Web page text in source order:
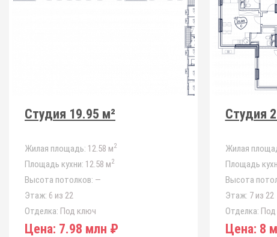
Студия 19.95 м²
Жилая площадь: 12.58 м2
Площадь кухни: 12.58 м2
Высота потолков: —
Этаж: 6 из 22
Отделка: Под ключ
Цена: 7.98 млн ₽
Студия
Жилая
Площадь
Высота
Этаж: 7 из 22
Отделка:
Цена: 8